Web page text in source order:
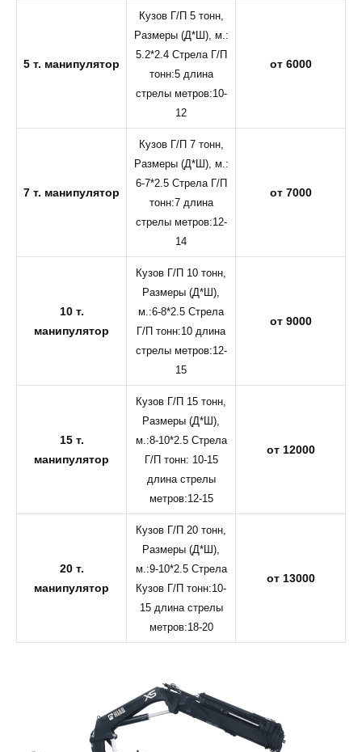
5 т. манипулятор
Кузов Г/П 5 тонн,
Размеры (Д*Ш), м.:
5.2*2.4 Стрела Г/П
тонн:5 длина
стрелы метров:10-
12
от 6000
7 т. манипулятор
Кузов Г/П 7 тонн,
Размеры (Д*Ш), м.:
6-7*2.5 Стрела Г/П
тонн:7 длина
стрелы метров:12-
14
от 7000
10 т.
манипулятор
Кузов Г/П 10 тонн,
Размеры (Д*Ш),
м.:6-8*2.5 Стрела
Г/П тонн:10 длина
стрелы метров:12-
15
от 9000
15 т.
манипулятор
Кузов Г/П 15 тонн,
Размеры (Д*Ш),
м.:8-10*2.5 Стрела
Г/П тонн: 10-15
длина стрелы
метров:12-15
от 12000
20 т.
манипулятор
Кузов Г/П 20 тонн,
Размеры (Д*Ш),
м.:9-10*2.5 Стрела
Кузов Г/П тонн:10-
15 длина стрелы
метров:18-20
от 13000